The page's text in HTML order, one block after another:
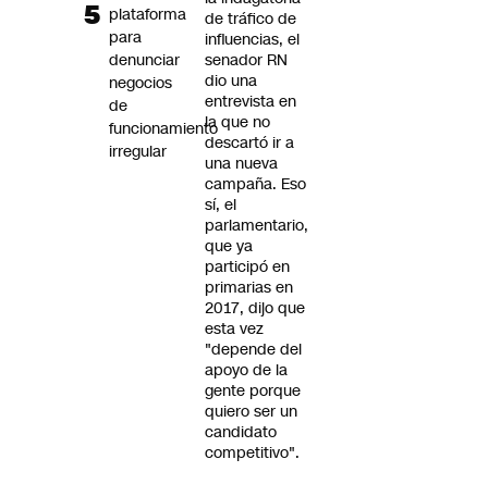
de tráfico de
influencias, el
senador RN
dio una
entrevista en
la que no
descartó ir a
una nueva
campaña. Eso
sí, el
parlamentario,
que ya
participó en
primarias en
2017, dijo que
esta vez
"depende del
apoyo de la
gente porque
quiero ser un
candidato
competitivo".
plataforma
para
denunciar
negocios
de
funcionamiento
irregular